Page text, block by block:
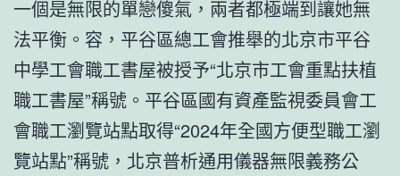
一個是無限的單戀傻氣，兩者都極端到讓她無
法平衡。容，平谷區總工會推舉的北京市平谷
中學工會職工書屋被授予“北京市工會重點扶植
職工書屋”稱號。平谷區國有資產監視委員會工
會職工瀏覽站點取得“2024年全國方便型職工瀏
覽站點”稱號，北京普析通用儀器無限義務公